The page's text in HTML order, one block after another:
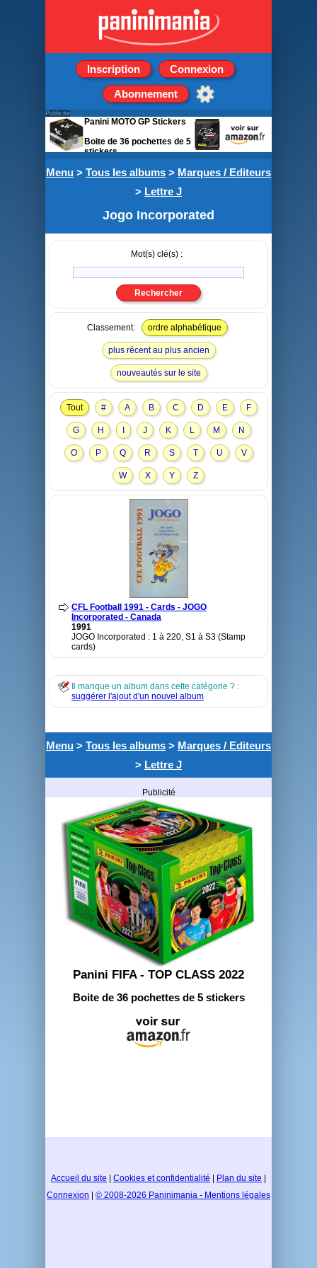
Inscription Connexion
Abonnement
Menu > Tous les albums > Marques / Editeurs
> Lettre J
Jogo Incorporated
Mot(s) clé(s) :
Classement: ordre alphabétique
plus récent au plus ancien
nouveautés sur le site
Tout # A B C D E F
G H J K L M N
O P Q R S T U V
W X Y Z
CFL Football 1991 - Cards - JOGO
Incorporated - Canada
1991
JOGO Incorporated : 1 à 220, S1 à S3 (Stamp
cards)
Il manque un album dans cette catégorie ? :
suggérer l'ajout d'un nouvel album
Menu > Tous les albums > Marques / Editeurs
> Lettre J
Publicité
Panini FIFA - TOP CLASS 2022
Boite de 36 pochettes de 5 stickers
Accueil du site Cookies et confidentialité Plan du site
Connexion
© 2008-2026 Paninimania - Mentions légales
Publicité
Panini MOTO GP Stickers
Boite de 36 pochettes de 5
stickers